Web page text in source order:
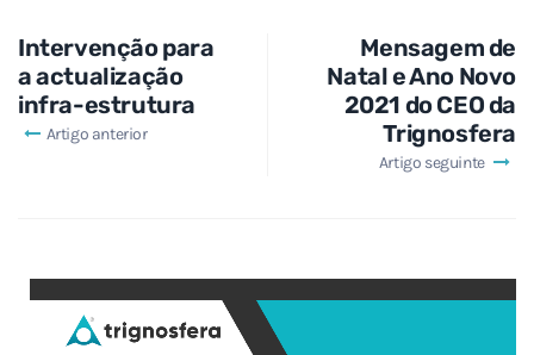
Intervenção para
a actualização
infra-estrutura
Artigo anterior
Mensagem de
Natal e Ano Novo
2021 do CEO da
Trignosfera
Artigo seguinte